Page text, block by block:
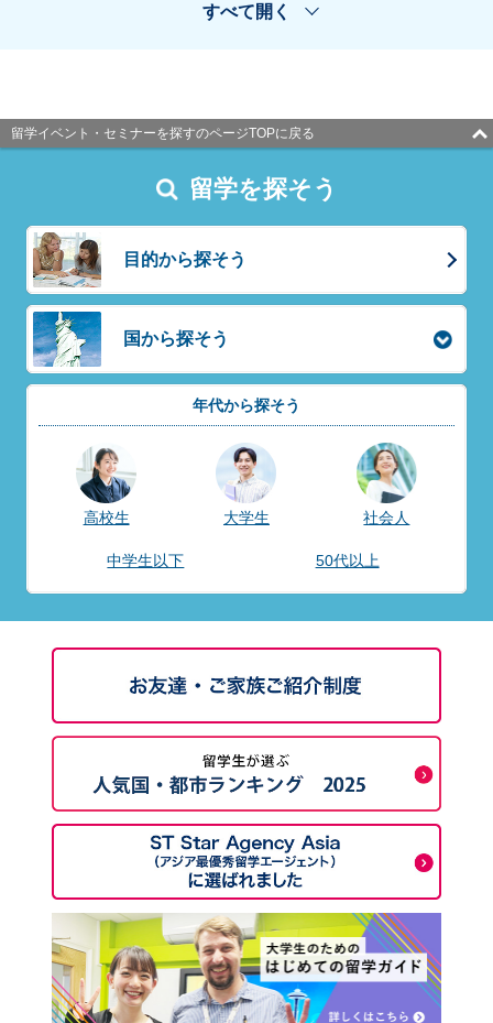
すべて開く
留学イベント・セミナーを探すのページTOPに戻る
留学を探そう
目的から探そう
国から探そう
年代から探そう
高校生 大学生 社会人
中学生以下 50代以上